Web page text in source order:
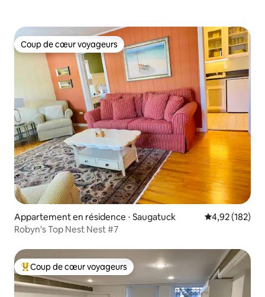
Coup de cœur voyageurs
Coup de cœur voyageurs
Appartement en résidence ⋅ Saugatuck Évaluation
4,92 (182)
Robyn's Top Nest Nest #7
Coups de cœur voyageurs les plus appréciés
Coup de cœur voyageurs